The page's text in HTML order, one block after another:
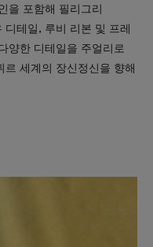
을 포함해 필리그리
테일, 루비 리본 및 프레
양한 디테일을 주얼리로
세계의 장신정신을 향해